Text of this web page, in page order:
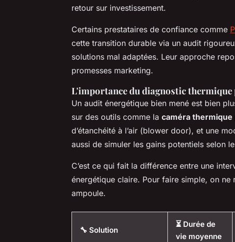
retour sur investissement.
Certains prestataires de confiance comme
cette transition durable via un audit
solutions mal adaptées. Leur approche
promesses marketing.
L'importance du diagnostic thermique
Un audit énergétique bien mené est bien
sur des outils comme la caméra thermique
d’étanchéité à l’air (blower door), et une
aussi de simuler les gains potentiels selon
C’est ce qui fait la différence entre une
énergétique claire. Pour faire simple, on
ampoule.
🔧 Solution
⏳ Durée de
vie moyenne